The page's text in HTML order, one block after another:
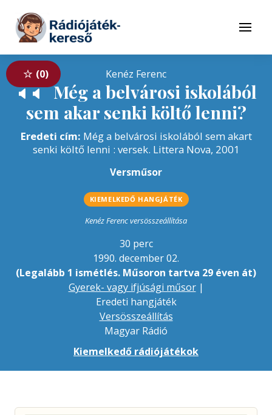
Tovább a tartalomhoz
Menü
0 Kenéz Ferenc
🔈 🔈 Még a belvárosi iskolából
sem akar senki költő lenni?
Eredeti cím: Még a belvárosi iskolából sem akart
senki költő lenni : versek. Littera Nova, 2001
Versműsor
KIEMELKEDŐ HANGJÁTÉK
Kenéz Ferenc versösszeállítása
30 perc
1990. december 02.
(Legalább 1 ismétlés. Műsoron tartva 29 éven át)
Gyerek- vagy ifjúsági műsor|
Eredeti hangjáték
Versösszeállítás
Magyar Rádió
Kiemelkedő rádiójátékok